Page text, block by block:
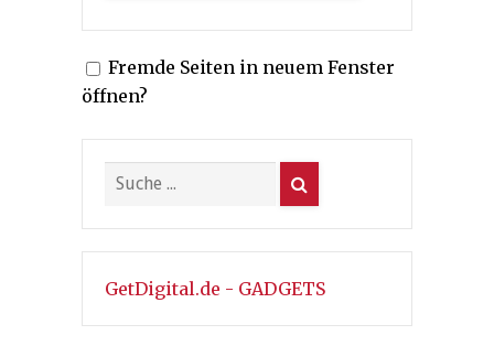
Fremde Seiten in neuem Fenster
öffnen?
GetDigital.de - GADGETS